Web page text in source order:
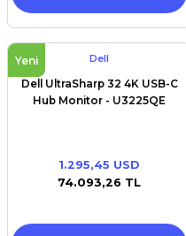
Yeni Dell
Dell UltraSharp 32 4K USB-C
Hub Monitor - U3225QE
1.295,45 USD
74.093,26 TL